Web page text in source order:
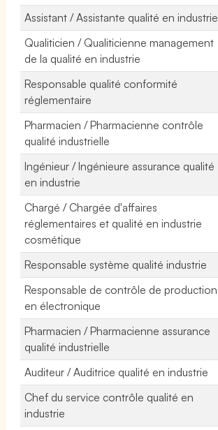
Assistant / Assistante qualité en industrie
Qualiticien / Qualiticienne management
de la qualité en industrie
Responsable qualité conformité
réglementaire
Pharmacien / Pharmacienne contrôle
qualité industrielle
Ingénieur / Ingénieure assurance qualité
en industrie
Chargé / Chargée d'affaires
réglementaires et qualité en industrie
cosmétique
Responsable système qualité industrie
Responsable de contrôle de production
en électronique
Pharmacien / Pharmacienne assurance
qualité industrielle
Auditeur / Auditrice qualité en industrie
Chef du service contrôle qualité en
industrie